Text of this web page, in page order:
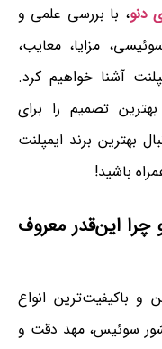
دنو، با بررسی علمی و
مزایا، معایب،
آشنا خواهیم کرد.
تصمیم را برای
بهترین برند ایمپلنت
باشید!
این‌قدر معروف
و باکیفیت‌ترین انواع
سوئیس، مهد دقت و